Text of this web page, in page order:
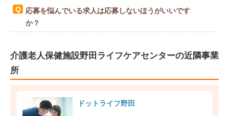
応募を悩んでいる求人は応募しないほうがいいです
か？
介護老人保健施設野田ライフケアセンターの近隣事業
所
ドットライフ野田